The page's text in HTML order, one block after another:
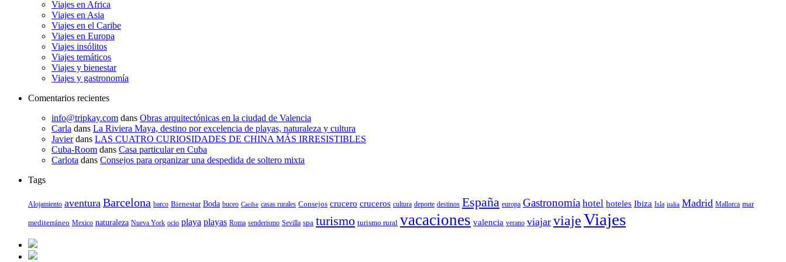
Viajes en Africa
Viajes en Asia
Viajes en el Caribe
Viajes en Europa
Viajes insólitos
Viajes temáticos
Viajes y bienestar
Viajes y gastronomía
Comentarios recientes
info@tripkay.com dans Obras arquitectónicas en la ciudad de Valencia
Carla dans La Riviera Maya, destino por excelencia de playas, naturaleza y cultura
Javierdans LAS CUATRO CURIOSIDADES DE CHINA MÁS IRRESISTIBLES
Cuba-Room dans Casa particular en Cuba
Carlota dans Consejos para organizar una despedida de soltero mixta
Tags
Alojamiento aventura Barcelona barco Bienestar Boda buceo Caribe casas rurales Consejos crucero cruceros cultura deporte destinos España europa Gastronomía hotel hoteles Ibiza Isla italia Madrid Mallorca mar
mediterráneo Mexico naturaleza Nueva York ocio playa playas Roma senderismo Sevilla spa turismo turismo rural vacaciones valencia verano viajar viajeViajes